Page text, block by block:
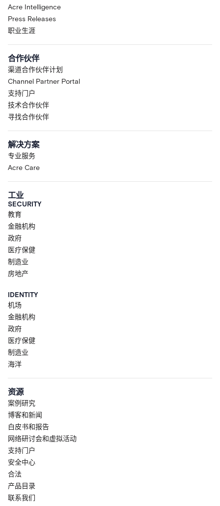
Acre Intelligence
Press Releases
职业生涯
合作伙伴
渠道合作伙伴计划
Channel Partner Portal
支持门户
技术合作伙伴
寻找合作伙伴
解决方案
专业服务
Acre Care
工业
SECURITY
教育
金融机构
政府
医疗保健
制造业
房地产
IDENTITY
机场
金融机构
政府
医疗保健
制造业
海洋
资源
案例研究
博客和新闻
白皮书和报告
网络研讨会和虚拟活动
支持门户
安全中心
合法
产品目录
联系我们